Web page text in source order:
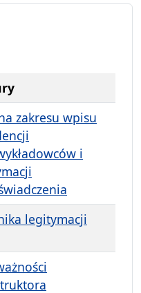
zakresu wpisu
i
legitymacji